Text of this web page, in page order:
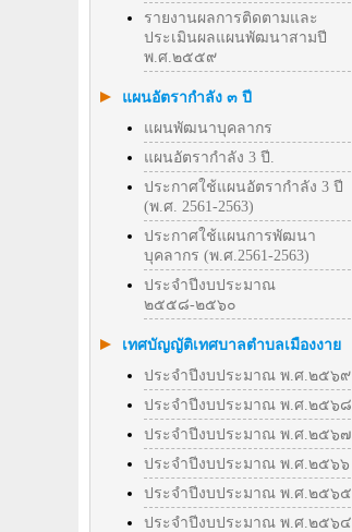
รายงานผลการติดตามและ
ประเมินผลแผนพัฒนาสามปี
พ.ศ.๒๕๕๙
แผนอัตรากำลัง ๓ ปี
แผนพัฒนาบุคลากร
แผนอัตรากำลัง 3 ปี.
ประกาศใช้แผนอัตรากำลัง 3 ปี
(พ.ศ. 2561-2563)
ประกาศใช้แผนการพัฒนา
บุคลากร (พ.ศ.2561-2563)
ประจำปีงบประมาณ
๒๕๕๘-๒๕๖๐
เทศบัญญัติเทศบาลตำบลเมืองงาย
ประจำปีงบประมาณ พ.ศ.๒๕๖๙
ประจำปีงบประมาณ พ.ศ.๒๕๖๘
ประจำปีงบประมาณ พ.ศ.๒๕๖๗
ประจำปีงบประมาณ พ.ศ.๒๕๖๖
ประจำปีงบประมาณ พ.ศ.๒๕๖๕
ประจำปีงบประมาณ พ.ศ.๒๕๖๔